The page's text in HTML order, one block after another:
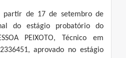
partir de 17 de setembro de
do estágio probatório do
PEIXOTO, Técnico em
aprovado no estágio